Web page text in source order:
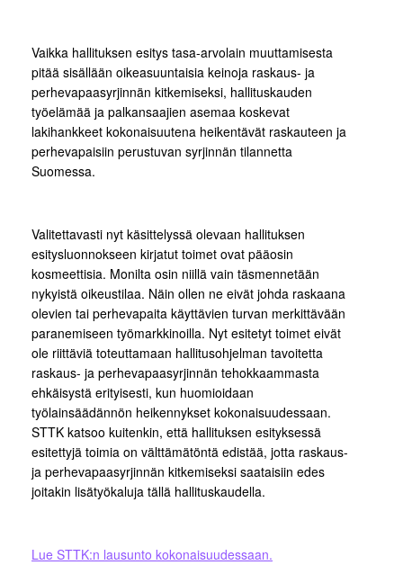
Vaikka hallituksen esitys tasa-arvolain muuttamisesta
pitää sisällään oikeasuuntaisia keinoja raskaus- ja
perhevapaasyrjinnän kitkemiseksi, hallituskauden
työelämää ja palkansaajien asemaa koskevat
lakihankkeet kokonaisuutena heikentävät raskauteen ja
perhevapaisiin perustuvan syrjinnän tilannetta
Suomessa.
Valitettavasti nyt käsittelyssä olevaan hallituksen
esitysluonnokseen kirjatut toimet ovat pääosin
kosmeettisia. Monilta osin niillä vain täsmennetään
nykyistä oikeustilaa. Näin ollen ne eivät johda raskaana
olevien tai perhevapaita käyttävien turvan merkittävään
paranemiseen työmarkkinoilla. Nyt esitetyt toimet eivät
ole riittäviä toteuttamaan hallitusohjelman tavoitetta
raskaus- ja perhevapaasyrjinnän tehokkaammasta
ehkäisystä erityisesti, kun huomioidaan
työlainsäädännön heikennykset kokonaisuudessaan.
STTK katsoo kuitenkin, että hallituksen esityksessä
esitettyjä toimia on välttämätöntä edistää, jotta raskaus-
ja perhevapaasyrjinnän kitkemiseksi saataisiin edes
joitakin lisätyökaluja tällä hallituskaudella.
Lue STTK:n lausunto kokonaisuudessaan.